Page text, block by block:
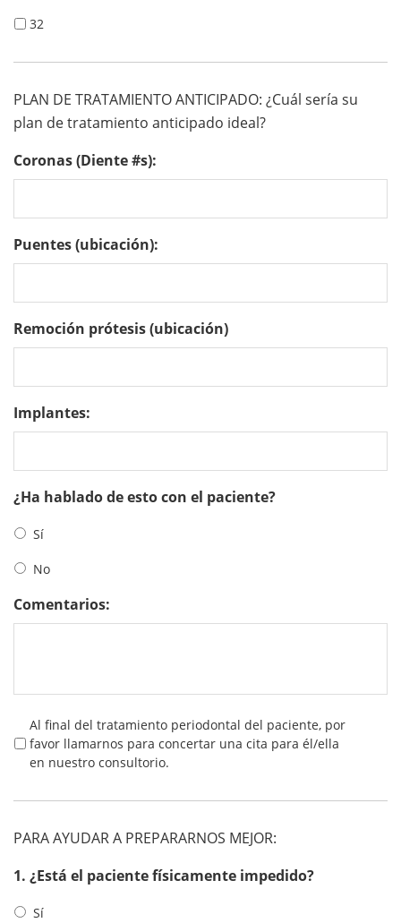
32
PLAN DE TRATAMIENTO ANTICIPADO: ¿Cuál sería su
plan de tratamiento anticipado ideal?
Coronas (Diente #s):
Puentes (ubicación):
Remoción prótesis (ubicación)
Implantes:
¿Ha hablado de esto con el paciente?
Sí
No
Comentarios:
Al final del tratamiento periodontal del paciente, por
favor llamarnos para concertar una cita para él/ella
en nuestro consultorio.
PARA AYUDAR A PREPARARNOS MEJOR:
1. ¿Está el paciente físicamente impedido?
Sí